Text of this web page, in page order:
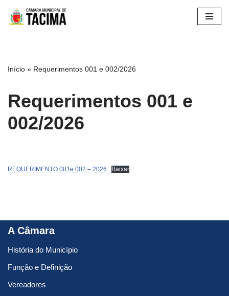
Pular
Início » Requerimentos 001 e 002/2026
Requerimentos 001 e
002/2026
REQUERIMENTO 001e 002 – 2026 Baixar
A Câmara
História do Município
Função e Definição
Vereadores